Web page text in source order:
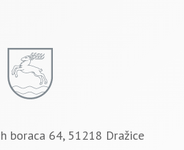
boraca 64, 51218 Dražice